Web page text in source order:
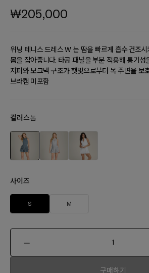
₩205,000
위닝 테니스 드레스 W 는 땀을 빠르게 흡수·건조시
몸을 잡아줍니다. 타공 패널을 부분 적용해 통기성
지퍼와 모크넥 구조가 햇빛으로부터 목 주변을 보
브라캡 미포함
컬러스톰
사이즈
S M
구매하기